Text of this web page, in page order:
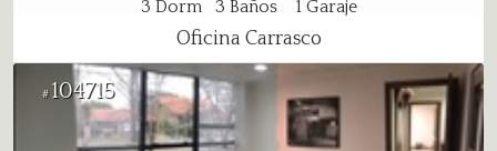
3 Dorm 3 Baños 1Garaje
Oficina Carrasco
#104715